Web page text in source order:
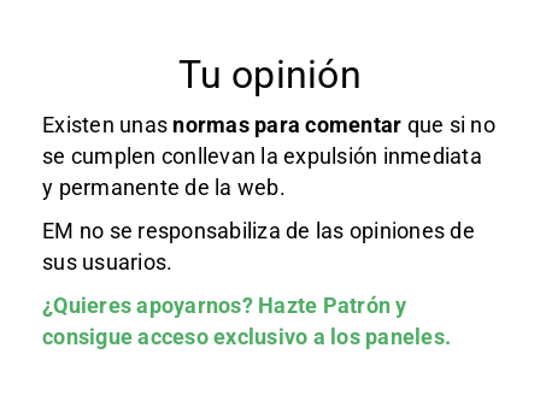
Tu opinión
Existen unas normas para comentar que si no
se cumplen conllevan la expulsión inmediata
y permanente de la web.
EM no se responsabiliza de las opiniones de
sus usuarios.
¿Quieres apoyarnos? Hazte Patróny
consigue acceso exclusivo a los paneles.